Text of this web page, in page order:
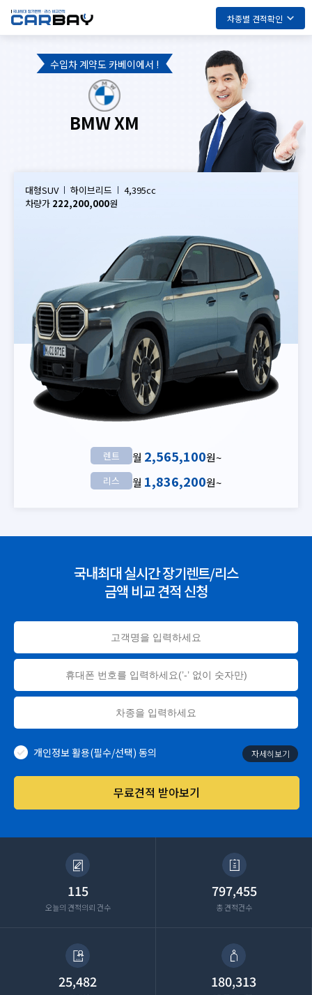
차종별 견적확인
수입차 계약도 카베이에서 !
BMW XM
대형SUV 하이브리드
4,395cc
차량가 222,200,000원
렌트 월 2,565,100원~
리스 월 1,836,200원~
국내최대 실시간 장기렌트/리스
금액 비교 견적 신청
개인정보 활용(필수/선택) 동의 자세히보기
무료견적 받아보기
115
오늘의 견적의뢰 건수
797,455
총 견적건수
25,482 180,313